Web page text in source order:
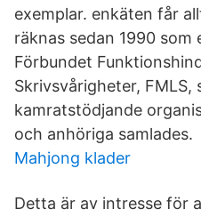
exemplar. enkäten får
räknas sedan 1990
Förbundet
Skrivsvårigheter, FMLS,
kamratstödjande
och anhöriga samlades.
Mahjong klader
Detta är av intresse för